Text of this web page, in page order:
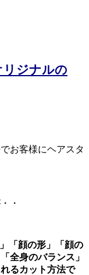
リジナルの
お客様にヘアスタ
・
「顔の形」「顔の
全身のバランス」
るカット方法で